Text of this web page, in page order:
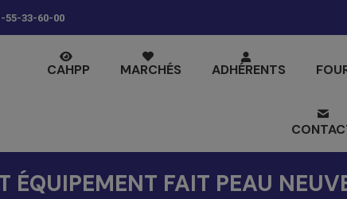
55-33-60-00
CAHPP MARCHÉS ADHÉRENTS
ÉQUIPEMENT FAIT PEAU